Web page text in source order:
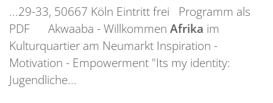
...29-33, 50667 Köln Eintritt frei Programm als
PDF Akwaaba - Willkommen Afrika im
Kulturquartier am Neumarkt Inspiration -
Motivation - Empowerment "Its my identity:
Jugendliche...